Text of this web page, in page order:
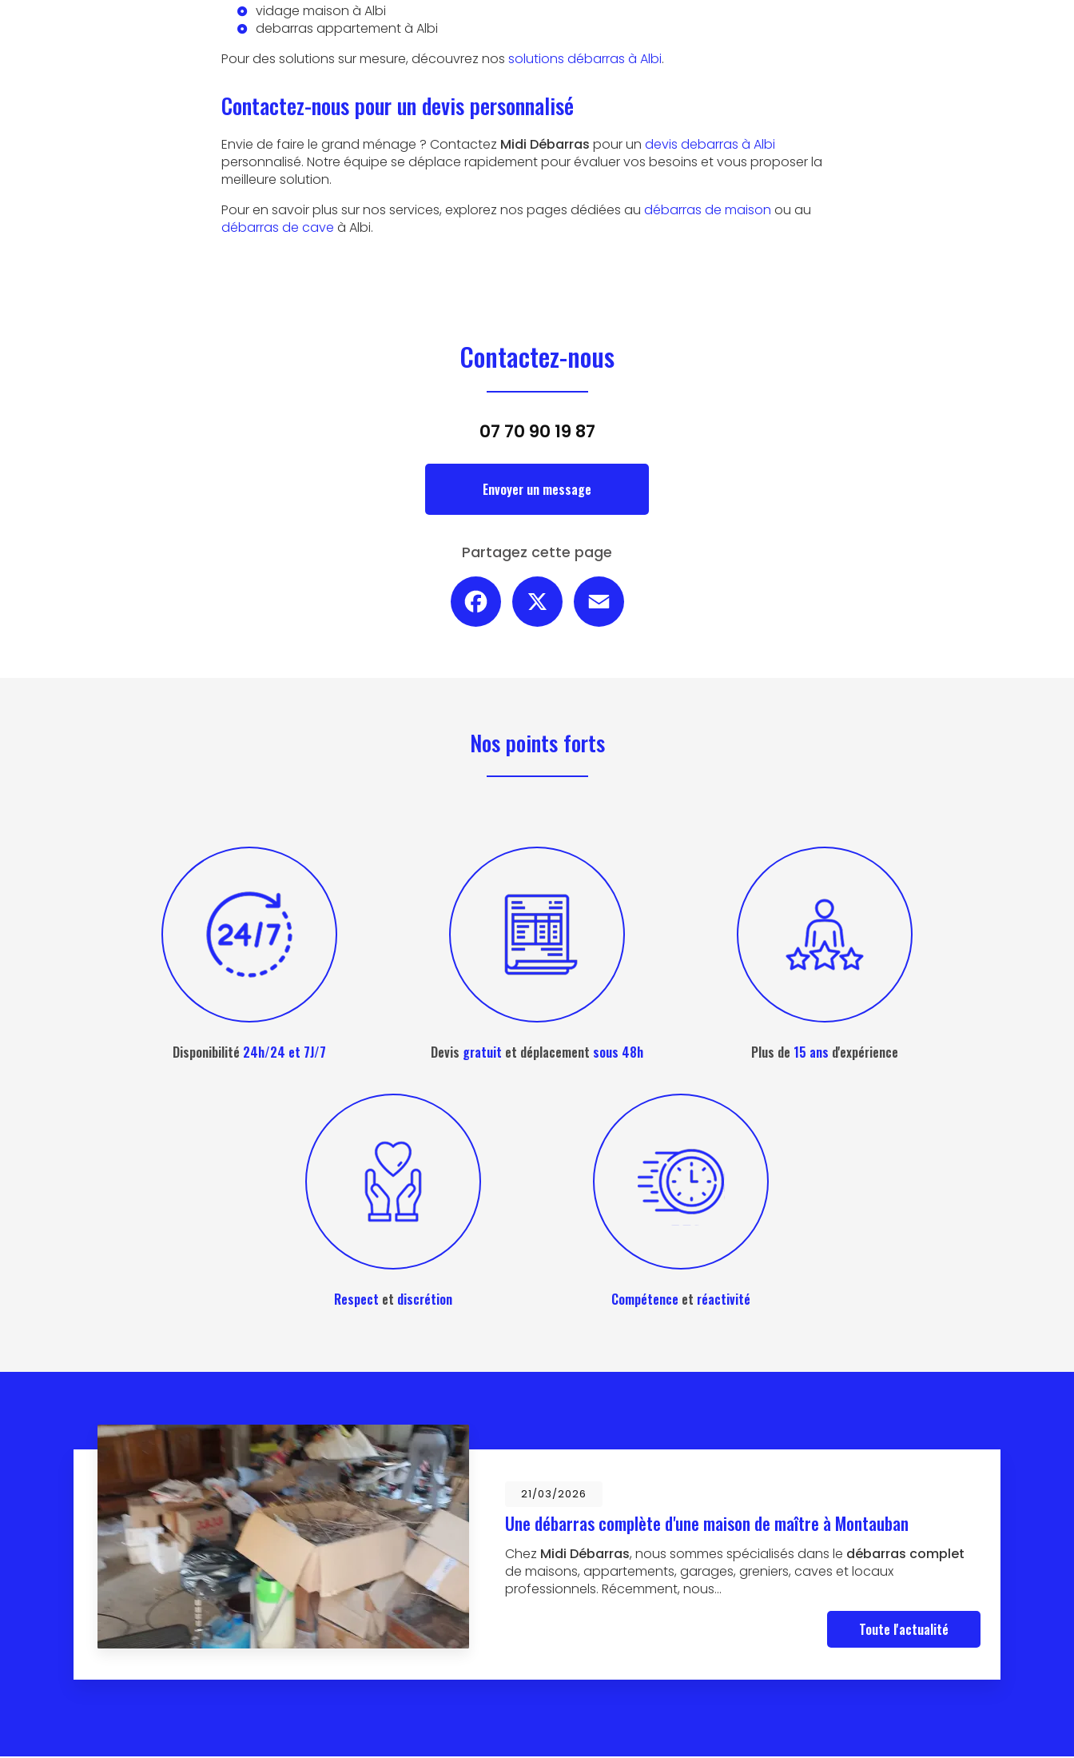
vidage maison à Albi
debarras appartement à Albi
Pour des solutions sur mesure, découvrez nos solutions débarras à Albi.
Contactez-nous pour un devis personnalisé
Envie de faire le grand ménage ? Contactez Midi Débarras pour un devis debarras à Albi
personnalisé. Notre équipe se déplace rapidement pour évaluer vos besoins et vous proposer la
meilleure solution.
Pour en savoir plus sur nos services, explorez nos pages dédiées au débarras de maison ou au
débarras de cave à Albi.
Contactez-nous
07 70 90 19 87
Envoyer un message
Partagez cette page
Facebook
Nos points forts
Disponibilité 24h/24 et 7J/7 Devis gratuit et déplacement sous 48h Plus de 15 ans d'expérience
Respect et discrétion Compétence et réactivité
21/03/2026
Une débarras complète d'une maison de maître à Montauban
Chez Midi Débarras, nous sommes spécialisés dans le débarras complet
de maisons, appartements, garages, greniers, caves et locaux
professionnels. Récemment, nous…
Toute l'actualité